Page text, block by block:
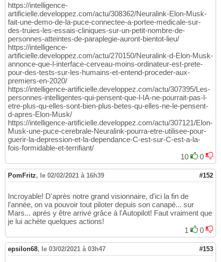
https://intelligence-
artificielle.developpez.com/actu/308362/Neuralink-Elon-Musk-
fait-une-demo-de-la-puce-connectee-a-portee-medicale-sur-
des-truies-les-essais-cliniques-sur-un-petit-nombre-de-
personnes-atteintes-de-paraplegie-auront-bientot-lieu/
https://intelligence-
artificielle.developpez.com/actu/270150/Neuralink-d-Elon-Musk-
annonce-que-l-interface-cerveau-moins-ordinateur-est-prete-
pour-des-tests-sur-les-humains-et-entend-proceder-aux-
premiers-en-2020/
https://intelligence-artificielle.developpez.com/actu/307395/Les-
personnes-intelligentes-qui-pensent-que-l-IA-ne-pourrait-pas-l-
etre-plus-qu-elles-sont-bien-plus-betes-qu-elles-ne-le-pensent-
d-apres-Elon-Musk/
https://intelligence-artificielle.developpez.com/actu/307121/Elon-
Musk-une-puce-cerebrale-Neuralink-pourra-etre-utilisee-pour-
guerir-la-depression-et-la-dependance-C-est-sur-C-est-a-la-
fois-formidable-et-terrifiant/
10
0
PomFritz, le 02/02/2021 à 16h39 #152
Incroyable! D'après notre grand visionnaire, d'ici la fin de
l'année, on va pouvoir tout piloter depuis son canapé... sur
Mars... aprés y être arrivé grâce à l'Autopilot! Faut vraiment que
je lui achète quelques actions!
1
0
epsilon68, le 03/02/2021 à 03h47 #153